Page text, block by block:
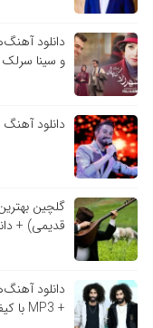
دانلود
و سینا سرلک
دانلود
گلچین
قدیمی) +
دانلود
+ MP3 با کیفیت بالا)